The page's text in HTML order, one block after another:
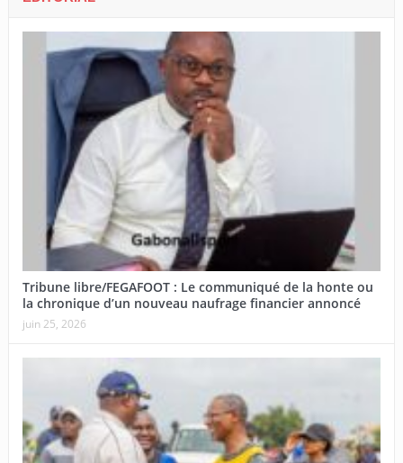
Tribune libre/FEGAFOOT : Le communiqué de la honte ou
la chronique d’un nouveau naufrage financier annoncé
juin 25, 2026